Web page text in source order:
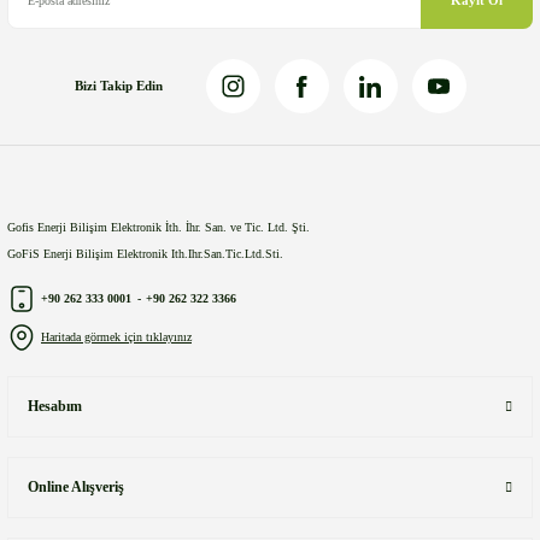
Bizi Takip Edin
Gofis Enerji Bilişim Elektronik İth. İhr. San. ve Tic. Ltd. Şti.
GoFiS Enerji Bilişim Elektronik Ith.Ihr.San.Tic.Ltd.Sti.
+90 262 333 0001 - +90 262 322 3366
Haritada görmek için tıklayınız
Hesabım
Online Alışveriş